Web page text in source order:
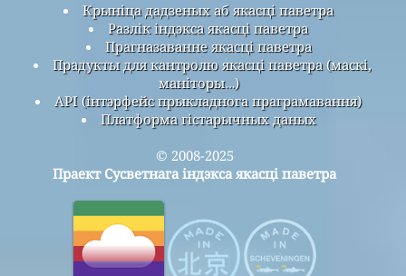
Крыніца дадзеных аб якасці паветра
Разлік індэкса якасці паветра
Прагназаванне якасці паветра
Прадукты для кантролю якасці паветра (маскі,
маніторы…)
API (інтэрфейс прыкладнога праграмавання)
Платформа гістарычных даных
© 2008-2025
Праект Сусветнага індэкса якасці паветра